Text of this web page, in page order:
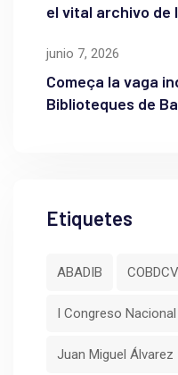
el vital archivo de
junio 7, 2026
Começa la vaga
Biblioteques de
Etiquetes
ABADIB COBDCV
I Congreso
Juan Miguel Álvarez